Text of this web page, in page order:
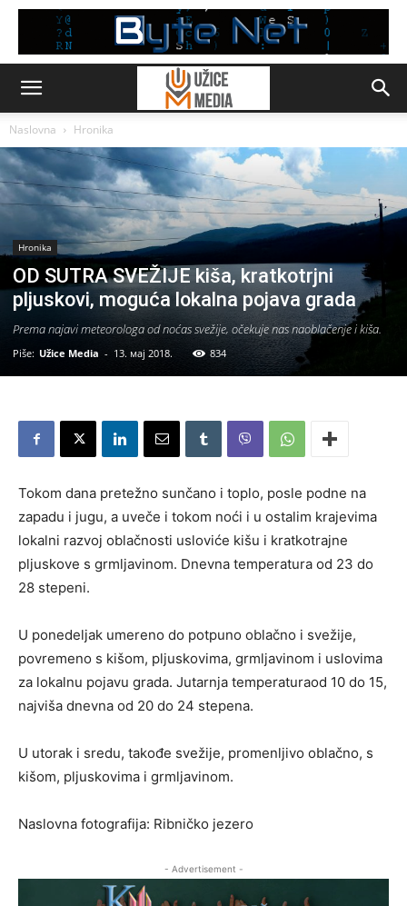
Naslovna Hronika
Hronika
OD SUTRA SVEŽIJE kiša, kratkotrjni
pljuskovi, moguća lokalna pojava grada
Prema najavi meteorologa od noćas svežije, očekuje nas naoblačenje i kiša.
Piše: Užice Media - 13. мај 2018. 834
Tokom dana pretežno sunčano i toplo, posle podne na
zapadu i jugu, a uveče i tokom noći i u ostalim krajevima
lokalni razvoj oblačnosti usloviće kišu i kratkotrajne
pljuskove s grmljavinom. Dnevna temperatura od 23 do
28 stepeni.
U ponedeljak umereno do potpuno oblačno i svežije,
povremeno s kišom, pljuskovima, grmljavinom i uslovima
za lokalnu pojavu grada. Jutarnja temperaturaod 10 do 15,
najviša dnevna od 20 do 24 stepena.
U utorak i sredu, takođe svežije, promenljivo oblačno, s
kišom, pljuskovima i grmljavinom.
Naslovna fotografija: Ribničko jezero
- Advertisement -